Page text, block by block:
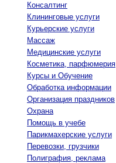
Консалтинг
Клининговые услуги
Курьерские услуги
Массаж
Медицинские услуги
Косметика, парфюмерия
Курсы и Обучение
Обработка информации
Организация праздников
Охрана
Помощь в учебе
Парикмахерские услуги
Перевозки, грузчики
Полиграфия, реклама